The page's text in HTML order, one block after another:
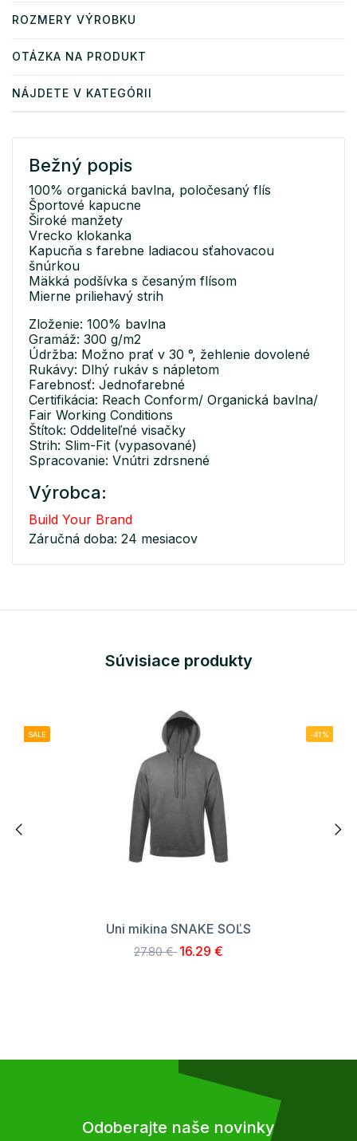
ROZMERY VÝROBKU
OTÁZKA NA PRODUKT
NÁJDETE V KATEGÓRII
Bežný popis
100% organická bavlna, poločesaný flís
Športové kapucne
Široké manžety
Vrecko klokanka
Kapucňa s farebne ladiacou sťahovacou
šnúrkou
Mäkká podšívka s česaným flísom
Mierne priliehavý strih
Zloženie: 100% bavlna
Gramáž: 300 g/m2
Údržba: Možno prať v 30 °, žehlenie dovolené
Rukávy: Dlhý rukáv s nápletom
Farebnosť: Jednofarebné
Certifikácia: Reach Conform/ Organická bavlna/
Fair Working Conditions
Štítok: Oddeliteľné visačky
Strih: Slim-Fit (vypasované)
Spracovanie: Vnútri zdrsnené
Výrobca:
Build Your Brand
Záručná doba: 24 mesiacov
Súvisiace produkty
SALE -41%
Uni mikina SNAKE SOĽS
27.80 € 16.29 €
Odoberajte naše novinky